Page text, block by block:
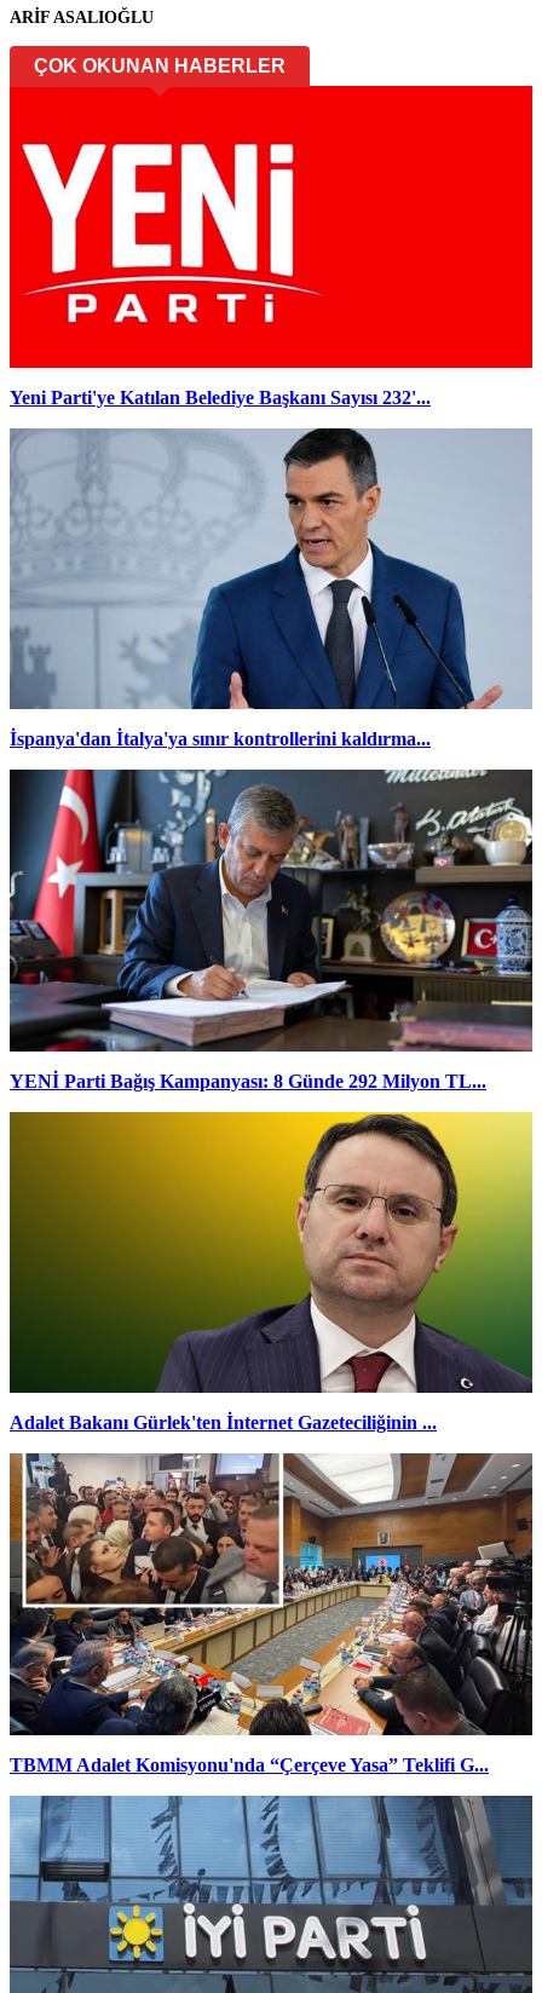
ARİF ASALIOĞLU
ÇOK OKUNAN HABERLER
Yeni Parti'ye Katılan Belediye Başkanı Sayısı 232'...
İspanya'dan İtalya'ya sınır kontrollerini kaldırma...
YENİ Parti Bağış Kampanyası: 8 Günde 292 Milyon TL...
Adalet Bakanı Gürlek'ten İnternet Gazeteciliğinin ...
TBMM Adalet Komisyonu'nda “Çerçeve Yasa” Teklifi G...